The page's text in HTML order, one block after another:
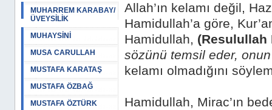
MUHARREM KARABAY/
ÜVEYSİLİK
MUHAYSİNİ
MUSA CARULLAH
MUSTAFA KARATAŞ
MUSTAFA ÖZBAĞ
MUSTAFA ÖZTÜRK
Allah’ın kelamı değil,
Hamidullah’a göre,
Hamidullah, (Resulullah
sözünü temsil eder,
kelamı olmadığını
Hamidullah, Mirac’ın